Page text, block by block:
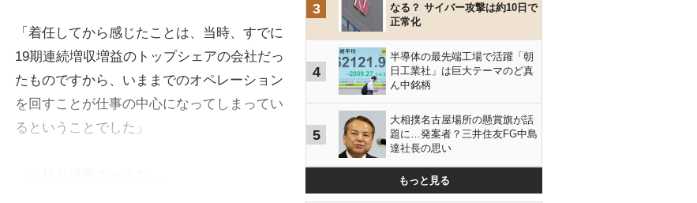
「着任してから感じたことは、当時、すでに
19期連続増収増益のトップシェアの会社だっ
たものですから、いままでのオペレーション
を回すことが仕事の中心になってしまってい
るということでした」
3
なる？ サイバー攻撃は約10日で
正常化
4
半導体の最先端工場で活躍「朝
日工業社」は巨大テーマのど真
ん中銘柄
5
大相撲名古屋場所の懸賞旗が話
題に…発案者？三井住友FG中島
達社長の思い
もっと見る